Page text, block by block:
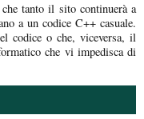
tanto il sito continuerà a
a un codice C++ casuale.
codice o che, viceversa, il
che vi impedisca di